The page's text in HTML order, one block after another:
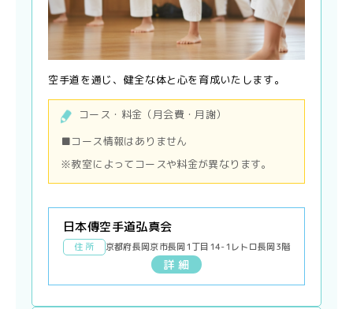
空手道を通じ、健全な体と心を育成いたします。
コース・料金（月会費・月謝）
■コース情報はありません
※教室によってコースや料金が異なります。
日本傳空手道弘真会
住 所 京都府長岡京市長岡1丁目14-1レトロ長岡3階
詳 細